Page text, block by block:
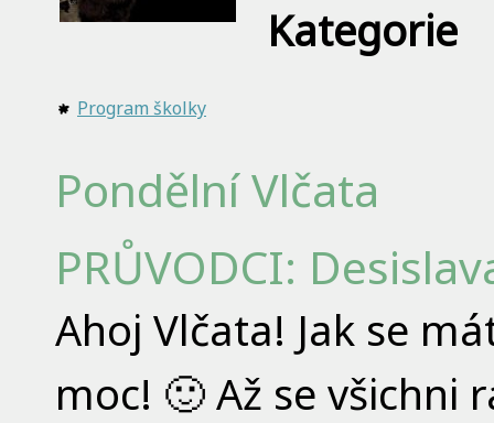
Kategorie
Program školky
Pondělní Vlčata
PRŮVODCI:
Ahoj Vlčata! Jak se
moc! 🙂 Až se všichni